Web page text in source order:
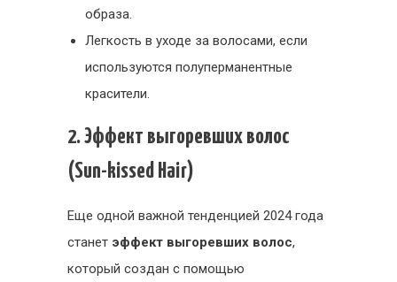
образа.
Легкость в уходе за волосами, если
используются полуперманентные
красители.
2. Эффект выгоревших волос
(Sun-kissed Hair)
Еще одной важной тенденцией 2024 года
станет эффект выгоревших волос,
который создан с помощью